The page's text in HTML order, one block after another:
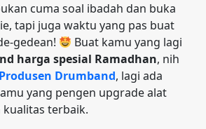
cuma soal ibadah dan buka
tapi juga waktu yang pas buat
gedean!
Buat kamu yang lagi
harga spesial Ramadhan, nih
Produsen Drumband, lagi ada
yang pengen upgrade alat
terbaik.